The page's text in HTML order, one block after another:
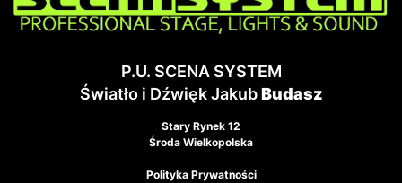
P.U. SCENA SYSTEM
Światło i Dźwięk JakubBudasz
Stary Rynek 12
Środa Wielkopolska
Polityka Prywatności